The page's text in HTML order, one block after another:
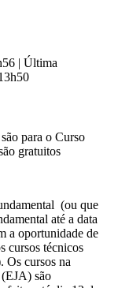
| Última
para o Curso
gratuitos
(ou que
até a data
a oportunidade de
cursos técnicos
Os cursos na
são